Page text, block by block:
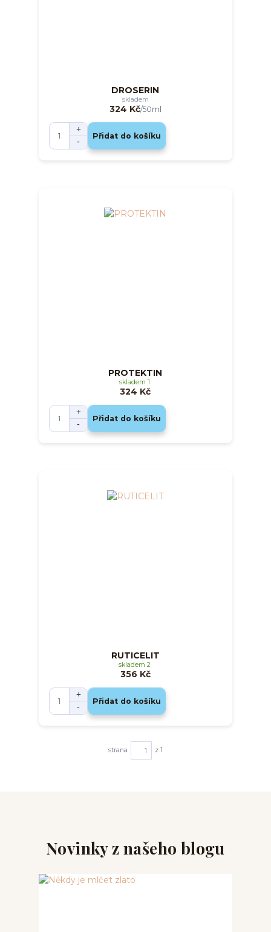
DROSERIN
324 Kč/50ml
skladem
Přidat do košíku
PROTEKTIN
324 Kč
skladem 1
Přidat do košíku
RUTICELIT
356 Kč
skladem 2
Přidat do košíku
strana z 1
Novinky z našeho blogu